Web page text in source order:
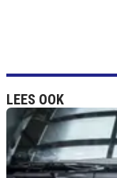
LEES OOK